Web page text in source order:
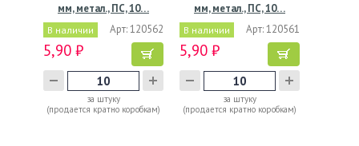
мм, метал., ПС, 10…
В наличии Арт: 120562
5,90 ₽
за штуку
(продается кратно коробкам)
мм, метал., ПС, 10…
В наличии Арт: 120561
5,90 ₽
за штуку
(продается кратно коробкам)